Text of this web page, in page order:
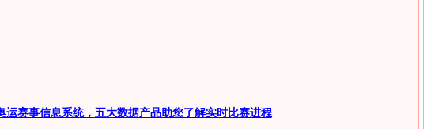
运赛事信息系统，五大数据产品助您了解实时比赛进程